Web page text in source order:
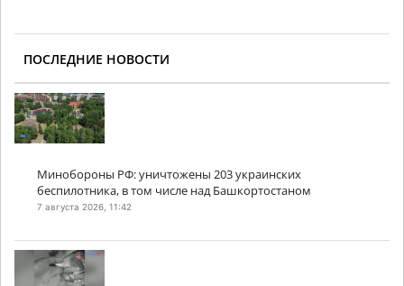
ПОСЛЕДНИЕ НОВОСТИ
Минобороны РФ: уничтожены 203 украинских
беспилотника, в том числе над Башкортостаном
7 августа 2026, 11:42